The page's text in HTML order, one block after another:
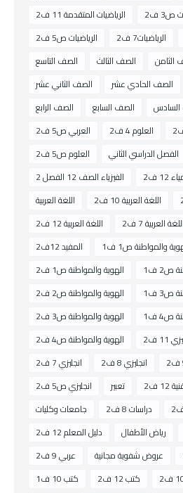
الرياضيات المتقدمة 11 ف2
ص3 ف2
الرياضيات ص5 ف2
الرياضيات7 ف2
الصف التاسع
الصف الثالث الثامن
الصف الثاني عشر
الصف الحادي عشر
الصف الرابع
الصف السابع
العربي ص5 ف2
العلوم 4 ف2
العلوم ص5 ف2
الفصل الدراسي الثاني
الفيزياء الصف 12 الفصل 2
12 ف2
اللغة العربية
اللغة العربية 10 ف2
اللغة العربية 12 ف2
اللغة العربية 7 ف2
المفيد 12ف2
والمواطنة ص1 ف1
الهوية والمواطنة ص1 ف2
ص2 ف1
الهوية والمواطنة ص2 ف2
ص3 ف1
الهوية والمواطنة ص3 ف2
ص4 ف1
الهوية والمواطنة ص4 ف2
11 ف2
انجليزي 7 ف2
انجليزي 8 ف2
انجليزي ص5 ف2
تعبير 12 ف2
جامعات وكليات
دراسات 8 ف2
دليل المعلم 12 ف2
رياض الأطفال
عربي 9 ف2
عروض شفوية مجانية
كتب 10 ف1
كتب 12 ف2